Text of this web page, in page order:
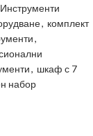
, комплект
,
, шкаф с 7
набор